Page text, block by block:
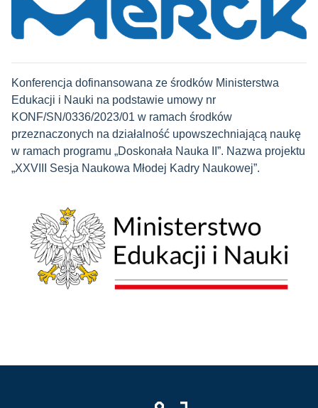
Konferencja dofinansowana ze środków Ministerstwa
Edukacji i Nauki na podstawie umowy nr
KONF/SN/0336/2023/01 w ramach środków
przeznaczonych na działalność upowszechniającą naukę
w ramach programu „Doskonała Nauka II”. Nazwa projektu
„XXVIII Sesja Naukowa Młodej Kadry Naukowej”.